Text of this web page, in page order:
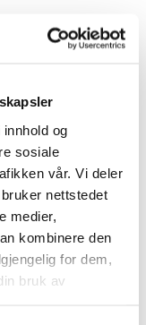
og
sosiale
vår. Vi deler
nettstedet
medier,
kombinere den
for dem,
bruk av